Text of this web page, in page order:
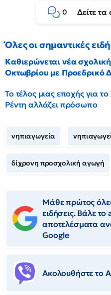
0 Δείτε τα
Όλες οι σημαντικές
Καθιερώνεται νέα
Οκτωβρίου με Προεδρικό
Το τέλος μιας εποχής για
Ρέντη αλλάζει πρόσωπο
νηπιαγωγεία
δίχρονη προσχολική αγωγή
Μάθε πρώτος
ειδήσεις. Βάλε
αποτελέσματα
Google
Ακολουθήστε το